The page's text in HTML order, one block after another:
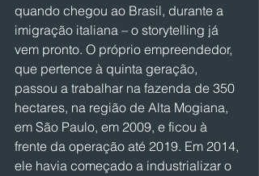
quando chegou ao Brasil, durante a
imigração italiana – o storytelling já
vem pronto. O próprio empreendedor,
que pertence à quinta geração,
passou a trabalhar na fazenda de 350
hectares, na região de Alta Mogiana,
em São Paulo, em 2009, e ficou à
frente da operação até 2019. Em 2014,
ele havia começado a industrializar o